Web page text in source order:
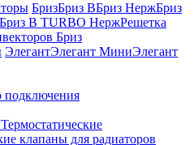
БризБриз ВБриз НержБриз
Бриз В TURBO НержРешетка
Бриз
ЭлегантЭлегант МиниЭлегант
подключения
Термостатические
клапаны для радиаторов